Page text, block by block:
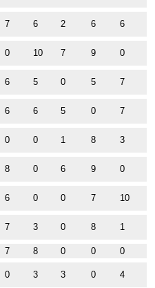
7 6 2 6 6
0 10 7 9 0
6 5 0 5 7
6 6 5 0 7
0 0 1 8 3
8 0 6 9 0
6 0 0 7 10
7 3 0 8 1
7 8 0 0 0
0 3 3 0 4